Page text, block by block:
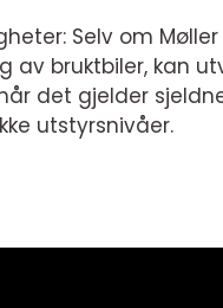
Selv om
av bruktbiler, kan
det gjelder
utstyrsnivåer.